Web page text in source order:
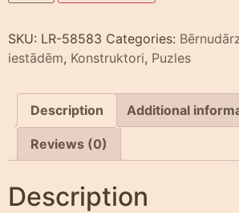
SKU: LR-58583 Categories:
iestādēm, Konstruktori, Puzles
Description Additional
Reviews (0)
Description